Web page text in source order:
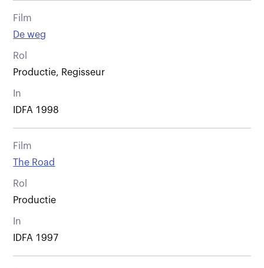
Film
De weg
Rol
Productie, Regisseur
In
IDFA 1998
Film
The Road
Rol
Productie
In
IDFA 1997